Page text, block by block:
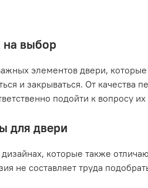
на выбор
элементов двери,
и закрываться. От качества
подойти к вопросу
для двери
которые также
не составляет труда